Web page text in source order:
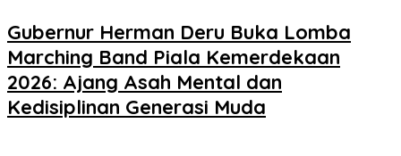
Gubernur Herman Deru Buka Lomba
Marching Band Piala Kemerdekaan
2026: Ajang Asah Mental dan
Kedisiplinan Generasi Muda